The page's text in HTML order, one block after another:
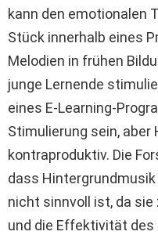
kann den emotionalen
Stück innerhalb eines
Melodien in frühen
junge Lernende
eines E-Learning-
Stimulierung sein,
kontraproduktiv. Die
dass
nicht sinnvoll ist, da
und die Effektivität des